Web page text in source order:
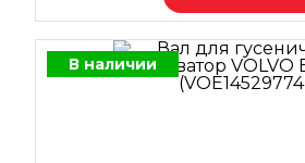
В наличии